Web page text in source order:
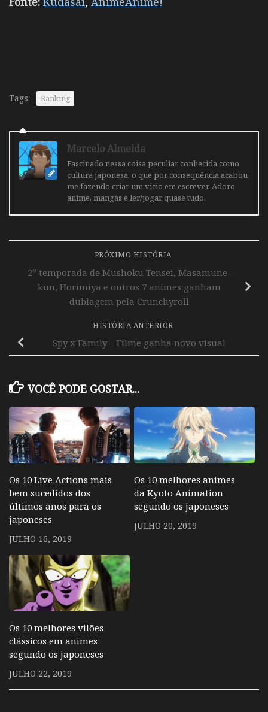
Tags: Ranking
Marcelo Almeida
Fascinado nessa coisa peculiar conhecida como
cultura japonesa, o que por consequência acabou
me fazendo criar um vicio em escrever. Adoro
anime, mangás e ler/jogar quase tudo.
PRÓXIMO HISTÓRIA
2º temporada de Mushoku Tensei, Masamune-
kun, Horimiya e outros 7 animes ganham
dublagem pela Crunchyroll
HISTÓRIA ANTERIOR
Spy x Family – Filme ganha novo visual
VOCÊ PODE GOSTAR...
Os 10 Live Actions mais
bem sucedidos dos
últimos anos para os
japoneses
JULHO 16, 2019
Os 10 melhores animes
da Kyoto Animation
segundo os japoneses
JULHO 20, 2019
Os 10 melhores vilões
clássicos em animes
segundo os japoneses
JULHO 22, 2019